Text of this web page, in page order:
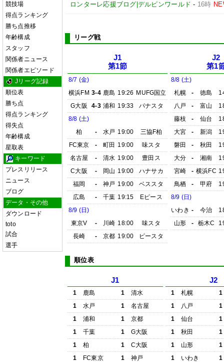
競技場
得点ランキング
勝ち点推移
年齢構成
スタッフ
関係者ニュース
関係者エピソード
Jリーグ記録
順位表
勝ち点
得点ランキング
得失点
年齢構成
星取表
キーワード
プレスリリース
ニュース
ブログ
データ・その他
ダウンロード
toto
試合
選手
ロンターレ応援ブログ|デルピンワールド - 16時
リーグ戦
J1
第1節
8/7 (金)
横浜FM 3-4 鹿島 19:26 MUFG国立
G大阪
4-3 浦和 19:33
パナスタ
8/8 (土)
柏
- 水戸 19:00
三協F柏
FC東京
- 町田 19:00
味スタ
名古屋
- 清水 19:00
豊田ス
C大阪
- 岡山 19:00
ハナサカ
福岡
- 神戸 19:00
ベススタ
広島
- 千葉 19:15
Eピース
8/9 (日)
東京V
- 川崎 18:00
味スタ
長崎
- 京都 19:00 ピースタ
J2
第1
8/8 (土)
札幌
- 徳島
八戸
- 富山
藤枝
- 仙台
大宮
- 新潟
磐田
- 秋田
大分
- 湘南
宮崎
- 横浜FC
鳥栖
- 甲府
8/9 (日)
いわき - 今治
山形
- 栃木C
順位表
J1
1 鹿島 1
清水
1
水戸 1
名古屋
1
浦和 1
京都
1
千葉 1
G大阪
1
柏 1
C大阪
1
FC東京 1
神戸
J2
1 札幌
1
1
八戸
1
1
仙台
1
1
秋田
1
1
山形
1
1
いわき
1